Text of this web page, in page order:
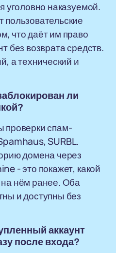
уголовно наказуемой.
что даёт им право
без возврата средств.
а технический и
ли
проверки спам-
SURBL.
домена через
- это покажет, какой
нём ранее. Оба
и доступны без
аккаунт
после входа?